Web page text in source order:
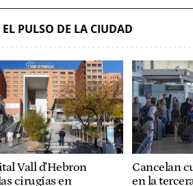
PULSO DE LA CIUDAD
Vall d'Hebron
cirugías en
Cancelan
en la